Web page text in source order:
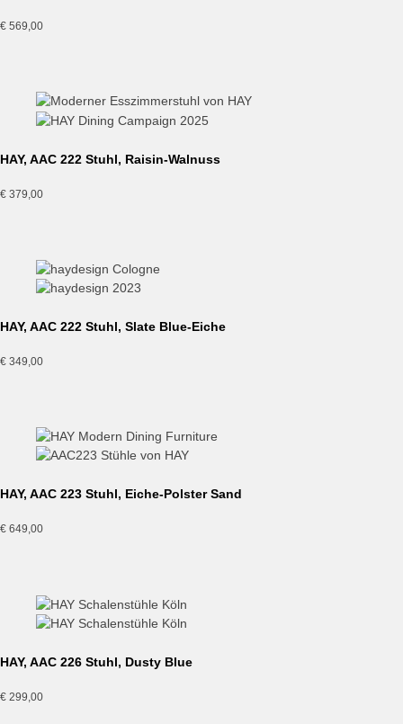
€ 569,00
HAY, AAC 222 Stuhl, Raisin-Walnuss
€ 379,00
HAY, AAC 222 Stuhl, Slate Blue-Eiche
€ 349,00
HAY, AAC 223 Stuhl, Eiche-Polster Sand
€ 649,00
HAY, AAC 226 Stuhl, Dusty Blue
€ 299,00